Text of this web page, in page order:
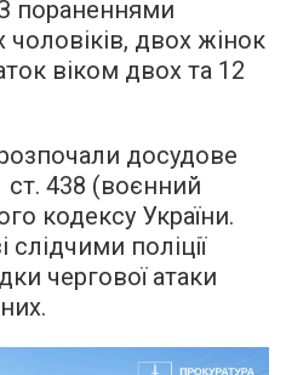
пораненнями
чоловіків, двох жінок
віком двох та 12
досудове
ст. 438 (воєнний
кодексу України.
слідчими поліції
чергової атаки